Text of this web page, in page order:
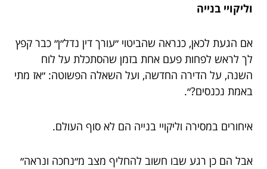
וליקויי בנייה
אם הגעת לכאן, כנראה שהביטוי ״עורך דין נדל״ן״ כבר קפץ
לך לראש לפחות פעם אחת בזמן שהסתכלת על לוח
השנה, על הדירה החדשה, ועל השאלה הפשוטה: ״אז מתי
באמת נכנסים?״.
איחורים במסירה וליקויי בנייה הם לא סוף העולם.
אבל הם כן רגע שבו חשוב להחליף מצב מ״נחכה ונראה״